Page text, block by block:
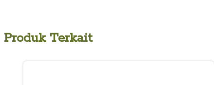
Produk Terkait